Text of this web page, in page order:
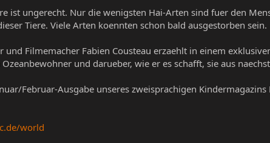
ist ungerecht. Nur die wenigsten Hai-Arten sind fuer den
Tiere. Viele Arten koennten schon bald ausgestorben sein.
Filmemacher Fabien Cousteau erzaehlt in einem
und darueber, wie er es schafft, sie aus
Februar-Ausgabe unseres zweisprachigen Kindermagazins
world